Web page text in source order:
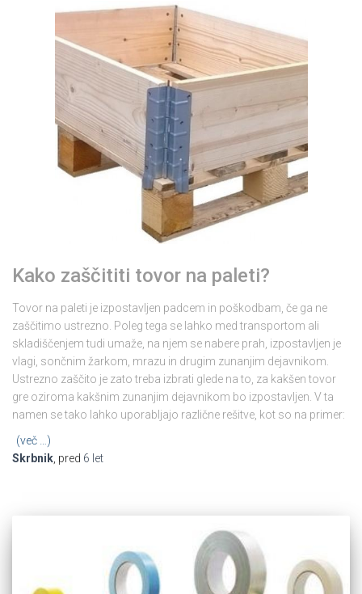
Kako zaščititi tovor na paleti?
Tovor na paleti je izpostavljen padcem in poškodbam, če ga ne
zaščitimo ustrezno. Poleg tega se lahko med transportom ali
skladiščenjem tudi umaže, na njem se nabere prah, izpostavljen je
vlagi, sončnim žarkom, mrazu in drugim zunanjim dejavnikom.
Ustrezno zaščito je zato treba izbrati glede na to, za kakšen tovor
gre oziroma kakšnim zunanjim dejavnikom bo izpostavljen. V ta
namen se tako lahko uporabljajo različne rešitve, kot so na primer:
(več …)
Skrbnik, pred 6 let